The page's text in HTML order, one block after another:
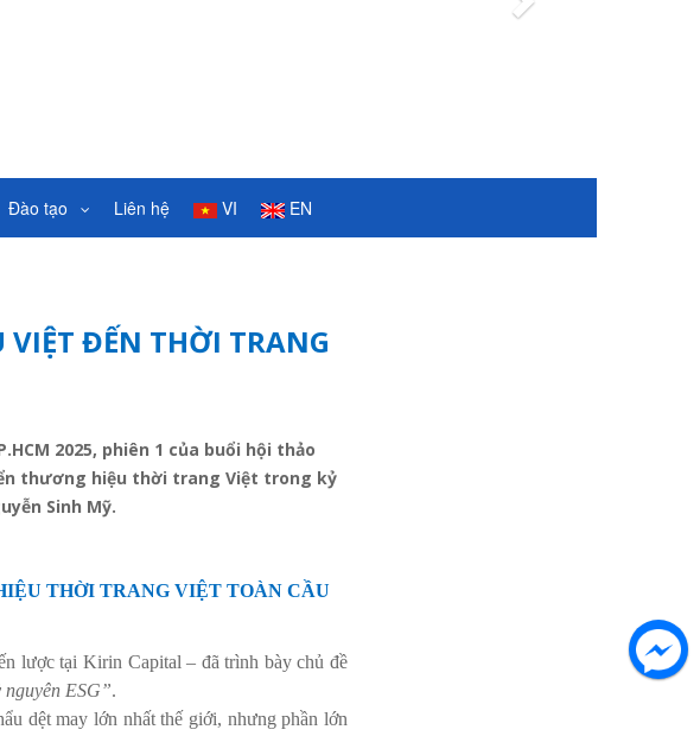
Next
Đào tạo Liên hệ VI EN
ĐẾN THỜI TRANG
2025, phiên 1 của buổi hội thảo
thương hiệu thời trang Việt trong kỷ
Sinh Mỹ.
THỜI TRANG VIỆT TOÀN CẦU
lược tại Kirin Capital – đã trình bày chủ đề
ESG”.
dệt may lớn nhất thế giới, nhưng phần lớn